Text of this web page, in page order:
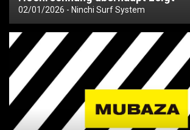
02/01/2026 Ninchi Surf System